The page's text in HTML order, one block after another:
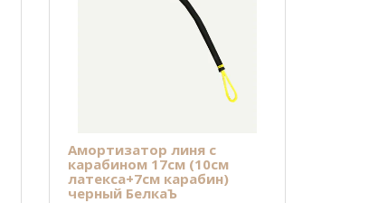
Амортизатор линя с
карабином 17см (10см
латекса+7см карабин)
черный БелкаЪ